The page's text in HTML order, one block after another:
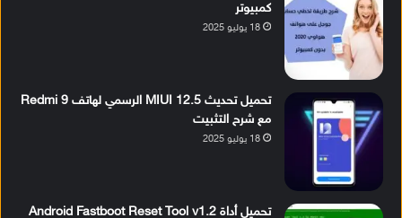
كمبيوتر
18 يوليو 2025
تحميل تحديث MIUI 12.5 الرسمي لهاتف Redmi 9
مع شرح التثبيت
18 يوليو 2025
تحميل أداة Android Fastboot Reset Tool v1.2